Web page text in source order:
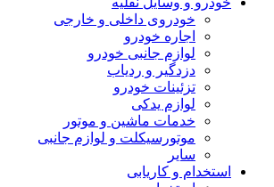
خودروی داخلی و خارجی
اجاره خودرو
لوازم جانبی خودرو
دزدگیر و ردیاب
تزئینات خودرو
لوازم یدکی
خدمات ماشین و موتور
موتورسیکلت و لوازم جانبی
سایر
استخدام و کاریابی